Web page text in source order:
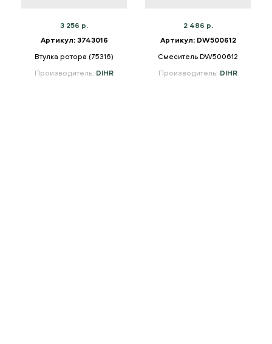
3 256 р.
Артикул: 3743016
Втулка ротора (75316)
Производитель: DIHR
2 486 р.
Артикул: DW500612
Смеситель DW500612
Производитель: DIHR